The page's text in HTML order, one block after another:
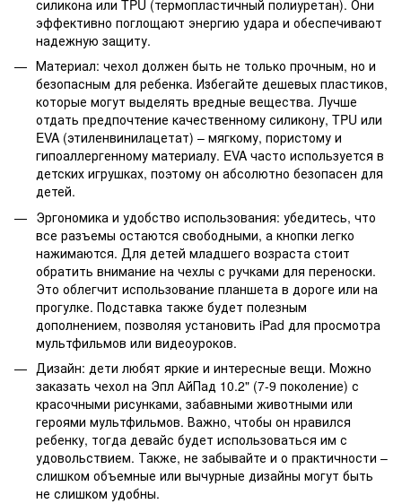
силикона или TPU (термопластичный полиуретан). Они
эффективно поглощают энергию удара и обеспечивают
надежную защиту.
Материал: чехол должен быть не только прочным, но и
безопасным для ребенка. Избегайте дешевых пластиков,
которые могут выделять вредные вещества. Лучше
отдать предпочтение качественному силикону, TPU или
EVA (этиленвинилацетат) – мягкому, пористому и
гипоаллергенному материалу. EVA часто используется в
детских игрушках, поэтому он абсолютно безопасен для
детей.
Эргономика и удобство использования: убедитесь, что
все разъемы остаются свободными, а кнопки легко
нажимаются. Для детей младшего возраста стоит
обратить внимание на чехлы с ручками для переноски.
Это облегчит использование планшета в дороге или на
прогулке. Подставка также будет полезным
дополнением, позволяя установить iPad для просмотра
мультфильмов или видеоуроков.
Дизайн: дети любят яркие и интересные вещи. Можно
заказать чехол на Эпл АйПад 10.2" (7-9 поколение) с
красочными рисунками, забавными животными или
героями мультфильмов. Важно, чтобы он нравился
ребенку, тогда девайс будет использоваться им с
удовольствием. Также, не забывайте и о практичности –
слишком объемные или вычурные дизайны могут быть
не слишком удобны.